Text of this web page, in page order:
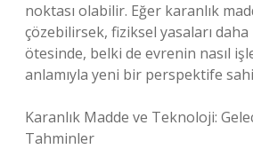
noktası olabilir. Eğer karanlık
çözebilirsek, fiziksel yasaları daha
ötesinde, belki de evrenin nasıl
anlamıyla yeni bir perspektife
Karanlık Madde ve Teknoloji:
Tahminler